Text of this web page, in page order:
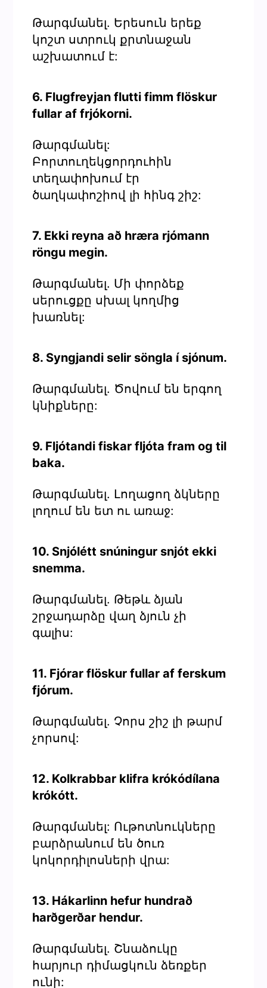
Թարգմանել. Երեսուն երեք
կոշտ ստրուկ քրտնաջան
աշխատում է:
6. Flugfreyjan flutti fimm flöskur
fullar af frjókorni.
Թարգմանել:
Բորտուղեկցորդուհին
տեղափոխում էր
ծաղկափոշիով լի հինգ շիշ:
7. Ekki reyna að hræra rjómann
röngu megin.
Թարգմանել. Մի փորձեք
սերուցքը սխալ կողմից
խառնել:
8. Syngjandi selir söngla í sjónum.
Թարգմանել. Ծովում են երգող
կնիքները:
9. Fljótandi fiskar fljóta fram og til
baka.
Թարգմանել. Լողացող ձկները
լողում են ետ ու առաջ:
10. Snjólétt snúningur snjót ekki
snemma.
Թարգմանել. Թեթև ձյան
շրջադարձը վաղ ձյուն չի
գալիս:
11. Fjórar flöskur fullar af ferskum
fjórum.
Թարգմանել. Չորս շիշ լի թարմ
չորսով:
12. Kolkrabbar klifra krókódílana
krókótt.
Թարգմանել: Ութոտնուկները
բարձրանում են ծուռ
կոկորդիլոսների վրա:
13. Hákarlinn hefur hundrað
harðgerðar hendur.
Թարգմանել. Շնաձուկը
հարյուր դիմացկուն ձեռքեր
ունի: